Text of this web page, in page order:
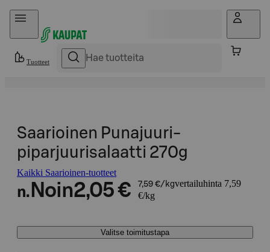
Hyppää sisältöön
Tuotteet
Saarioinen Punajuuri-
piparjuurisalaatti 270g
Kaikki Saarioinen-tuotteet
n. Noin2,05 € 7,59 €/kgvertailuhinta 7,59
€/kg
Valitse toimitustapa